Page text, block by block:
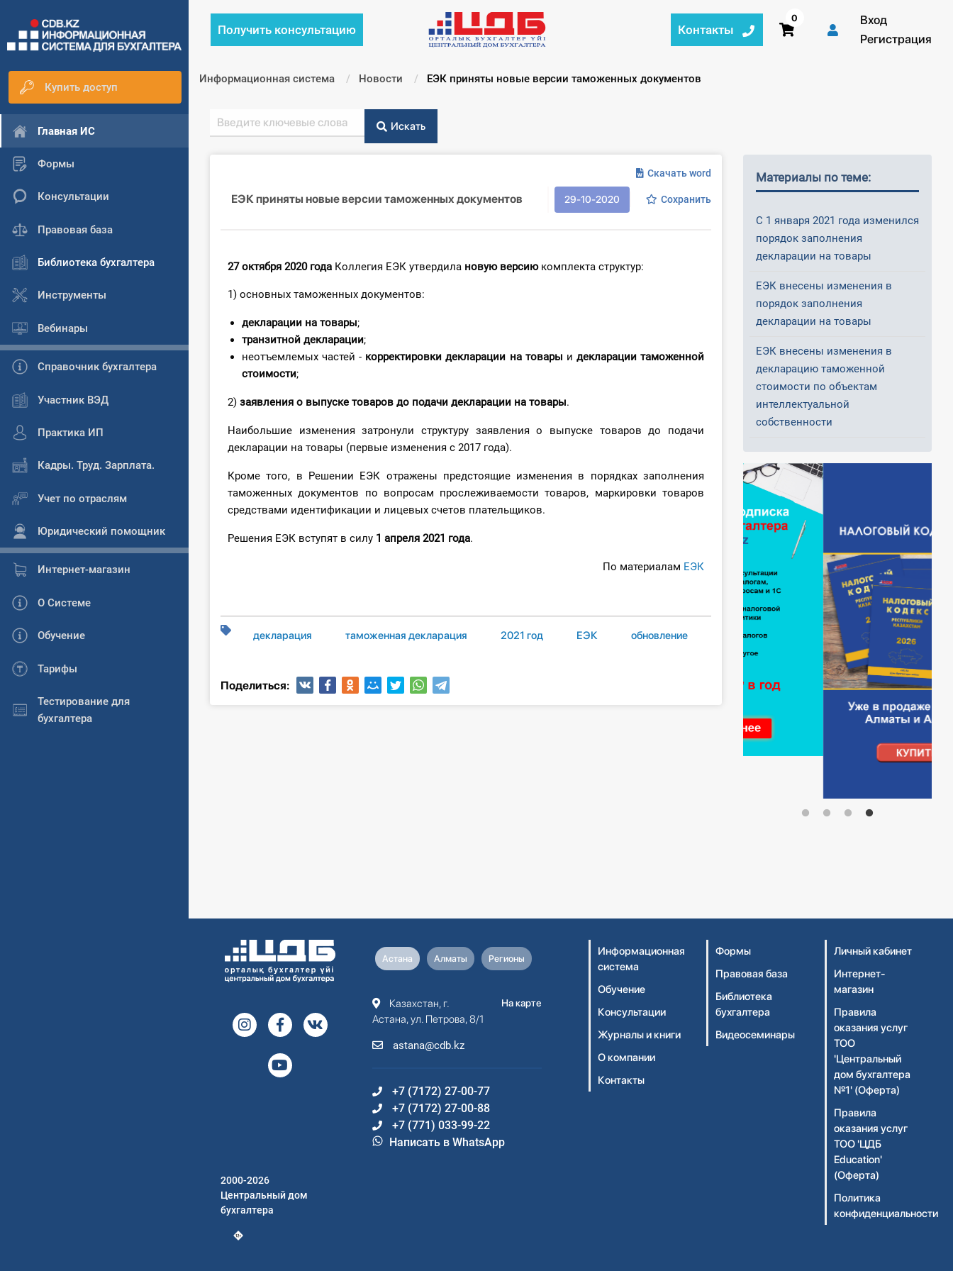
Купить доступ
Главная ИС
Формы
Консультации
Правовая база
Библиотека бухгалтера
Инструменты
Вебинары
Справочник бухгалтера
Участник ВЭД
Практика ИП
Кадры. Труд. Зарплата.
Учет по отраслям
Юридический помощник
Интернет-магазин
О Системе
Обучение
Тарифы
Тестирование для
бухгалтера
Получить консультацию Контакты
0
Вход
Регистрация
Информационная система Новости Текущий:
ЕЭК приняты новые версии таможенных документов
Искать
Скачать word
ЕЭК приняты новые версии таможенных документов 29-10-2020 Сохранить
27 октября 2020 года Коллегия ЕЭК утвердила новую версию комплекта структур:
1) основных таможенных документов:
декларации на товары;
транзитной декларации;
неотъемлемых частей - корректировки декларации на товары и декларации таможенной
стоимости;
2) заявления о выпуске товаров до подачи декларации на товары.
Наибольшие изменения затронули структуру заявления о выпуске товаров до подачи
декларации на товары (первые изменения с 2017 года).
Кроме того, в Решении ЕЭК отражены предстоящие изменения в порядках заполнения
таможенных документов по вопросам прослеживаемости товаров, маркировки товаров
средствами идентификации и лицевых счетов плательщиков.
Решения ЕЭК вступят в силу 1 апреля 2021 года.
По материалам ЕЭК
декларация таможенная декларация 2021 год ЕЭК обновление
Поделиться:
Материалы по теме:
С 1 января 2021 года изменился
порядок заполнения
декларации на товары
ЕЭК внесены изменения в
порядок заполнения
декларации на товары
ЕЭК внесены изменения в
декларацию таможенной
стоимости по объектам
интеллектуальной
собственности
2000-2026
Центральный дом
бухгалтера
Астана Алматы Регионы
Казахстан, г.
Астана, ул. Петрова, 8/1
astana@cdb.kz
На карте
+7 (7172) 27-00-77
+7 (7172) 27-00-88
+7 (771) 033-99-22
Написать в WhatsApp
Информационная
система
Обучение
Консультации
Журналы и книги
О компании
Контакты
Формы
Правовая база
Библиотека
бухгалтера
Видеосеминары
Личный кабинет
Интернет-
магазин
Правила
оказания услуг
ТОО
'Центральный
дом бухгалтера
№1' (Оферта)
Правила
оказания услуг
ТОО 'ЦДБ
Education'
(Оферта)
Политика
конфиденциальности